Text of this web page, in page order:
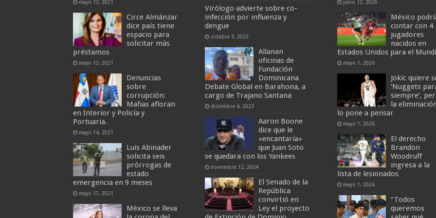
mayo 13, 2021
Circe Almánzar
dice país tiene
espacio para
solicitar más
préstamos
mayo 13, 2021
Denuncias
sobre
corrupción:
Mafias afloran
en Interior y Policía y
Portuaria.
mayo 14, 2021
Luis Abinader
solicita seis
prórrogas de
estado
emergencia en 9 meses
mayo 17, 2021
México se lleva
Virólogo advierte sobre co-
infección por influenza y
dengue
octubre 3, 2023
Allanan
oficinas de
Fundación
Dominicana
Debate Global en Barahona, a
cargo de Trajano Santana
diciembre 4, 2023
Aaron Boone
dice que le
«encantaría»
que Juan Soto
se quedara con los Yankees
noviembre 12, 2024
El Senado de la
República
convirtió en
Ley el proyecto
junio 12, 2026
México
contar con 4
jugadores
nacidos en
Estados Unidos para el
mayo 1, 2026
Jokic quiere
‘Nuggets
siempre’,
la
lo pone a pensar
mayo 1, 2026
El derecho
Brandon
Woodruff
ingresa a la
lista de lesionados
mayo 1, 2026
“Todos
queremos